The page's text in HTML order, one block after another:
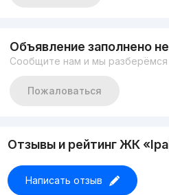
Объявление заполнено
Сообщите нам и мы
Пожаловаться
Отзывы и рейтинг ЖК
Написать отзыв